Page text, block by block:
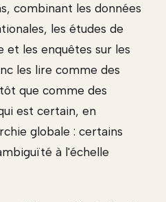
combinant les données
les études de
les enquêtes sur les
les lire comme des
que comme des
est certain, en
globale : certains
à l'échelle